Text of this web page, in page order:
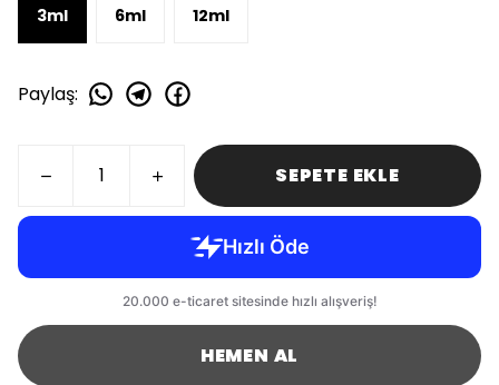
3ml 6ml 12ml
Paylaş:
SEPETE EKLE
HEMEN AL